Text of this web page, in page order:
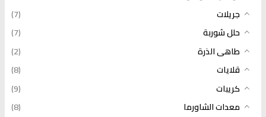
جريلات
(7)
حلل شوربة
(7)
طاهى الذرة
(2)
قلايات
(8)
كريبات
(9)
معدات الشاورما
(8)